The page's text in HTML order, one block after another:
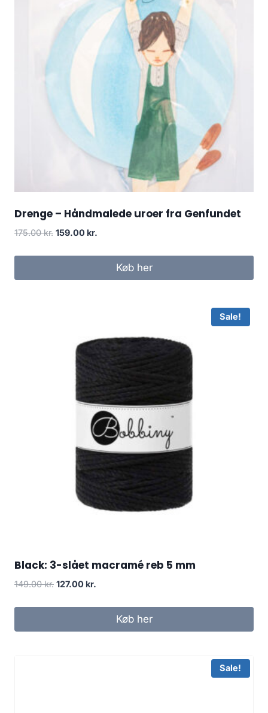
Drenge – Håndmalede uroer fra Genfundet
175.00kr. 159.00 kr.
Køb her
Sale!
Black: 3-slået macramé reb 5 mm
149.00kr. 127.00 kr.
Køb her
Sale!